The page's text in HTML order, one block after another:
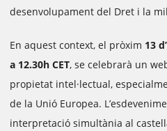
desenvolupament del Dret i la
En aquest context, el pròxim 13
a 12.30h CET, se celebrarà un
propietat intel·lectual,
de la Unió Europea.
interpretació simultània al